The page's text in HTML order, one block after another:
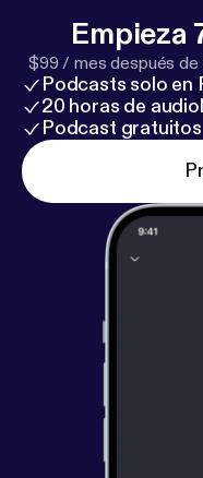
zz.com] for
of personal data for
Empieza
$99 / mes después de
Podcasts solo en
20 horas de
Podcast gratuitos